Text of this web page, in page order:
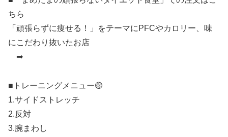
ちら
「頑張らずに痩せる！」をテーマにPFCやカロリー、味
にこだわり抜いたお店
➡︎
■トレーニングメニュー🟡
1.サイドストレッチ
2.反対
3.腕まわし